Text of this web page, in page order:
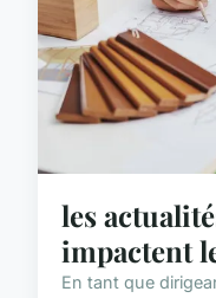
les
impactent
En tant que